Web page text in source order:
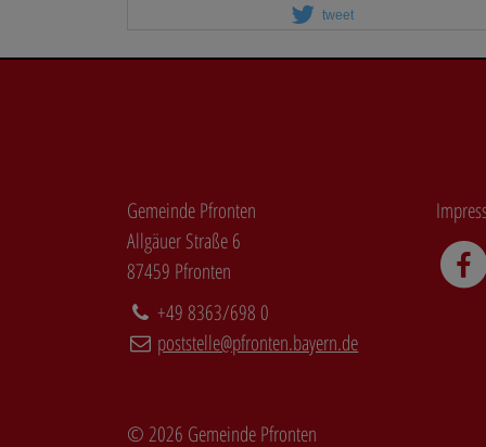
tweet
Gemeinde Pfronten
Allgäuer Straße 6
87459 Pfronten
+49 8363/698 0
poststelle@pfronten.bayern.de
© 2026 Gemeinde Pfronten